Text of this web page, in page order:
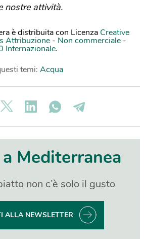
nostre attività.
è distribuita con Licenza Creative
Attribuzione - Non commerciale -
Internazionale.
temi: Acqua
Mediterranea
non c’è solo il gusto
ALLA NEWSLETTER